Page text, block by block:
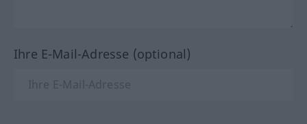
Ihre E-Mail-Adresse (optional)